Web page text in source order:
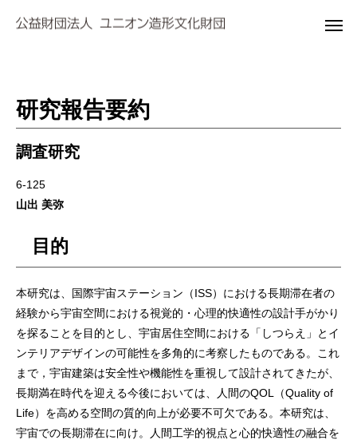
研究報告要約
調査研究
6-125
山出 美弥
目的
本研究は、国際宇宙ステーション（ISS）における長期滞在者の
経験から宇宙空間における視覚的・心理的快適性の設計手がかり
を探ることを目的とし、宇宙居住空間における「しつらえ」とイ
ンテリアデザインの可能性を多角的に考察したものである。これ
まで，宇宙建築は安全性や機能性を重視して設計されてきたが、
長期満在時代を迎える今後においては、人間のQOL（Quality of
Life）を高める空間の質的向上が必要不可欠である。本研究は、
宇宙での長期滞在に向け。人間工学的視点と心的快適性の融合を